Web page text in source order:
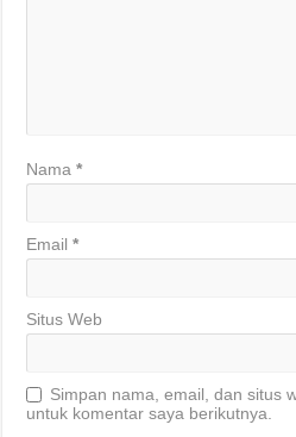
Nama*
Email*
Situs Web
Simpan nama, email, dan situs
untuk komentar saya berikutnya.